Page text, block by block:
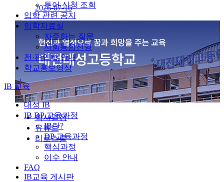
투어 신청 조회
입학 관련 공지
입학자료실
자주하는 질문
사회통합전형
전·편입학 안내
학교홍보영상
IB 교육
대성 IB
IB DP 교육과정
IB란?
DP 교육과정
핵심과정
이수 안내
FAQ
IB교육 게시판
2026-07-16
학사일정
유튜브
리로스쿨